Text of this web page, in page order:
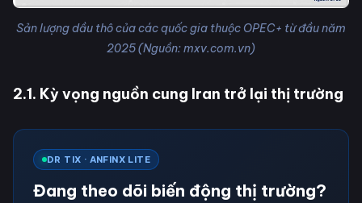
Sản lượng dầu thô của các quốc gia thuộc OPEC+ từ đầu năm
2025 (Nguồn: mxv.com.vn)
2.1. Kỳ vọng nguồn cung Iran trở lại thị trường
DR TIX · ANFINX LITE
Đang theo dõi biến động thị trường?